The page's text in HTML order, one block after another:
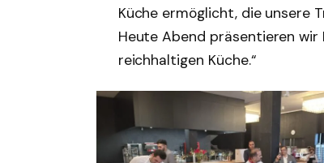
Küche ermöglicht, die unsere
Heute Abend präsentieren wir
reichhaltigen Küche.“